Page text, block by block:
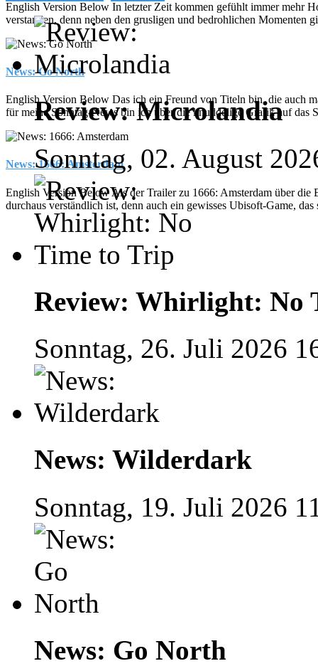
English Version Below In letzter Zeit kommen gefühlt immer mehr
verstanden, denn neben den grusligen und bedrohlichen Momenten
News: Go North
English Version Below Das ich ein Freund von Titeln bin, die auch
für meine Sonntag-News bin ich über die knuddelige Grafik auf das
News: 1666: Amsterdam
English Version Below Als der Trailer zu 1666: Amsterdam über die
durchaus verständlich ist, denn auch ein gewisses Ubisoft-Game,
Review: Microlandia
Sonntag, 02. August
Review: Whirlight: No
Sonntag, 26. Juli 2026
News: Wilderdark
Sonntag, 19. Juli 2026
News: Go North